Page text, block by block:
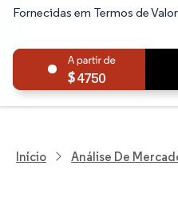
Fornecidas em Termos de
4750
Início Análise De